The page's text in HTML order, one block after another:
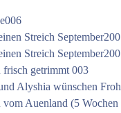
Streich
Streich
frisch getrimmt 003
Alyshia wünschen
vom Auenland (5 Wochen